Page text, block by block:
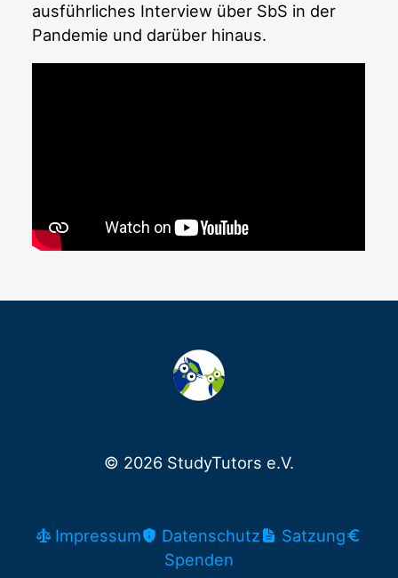
ausführliches Interview über SbS in der
Pandemie und darüber hinaus.
© 2026 StudyTutors e.V.
Impressum Datenschutz
Satzung
Spenden